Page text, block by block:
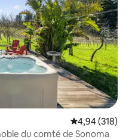
Évaluation
4,94 (318)
du comté de Sonoma